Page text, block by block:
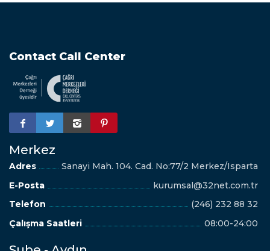
Contact Call Center
Merkez
Adres
Sanayi Mah. 104. Cad. No:77/2 Merkez/Isparta
E-Posta
kurumsal@32net.com.tr
Telefon
(246) 232 88 32
Çalışma Saatleri
08:00-24:00